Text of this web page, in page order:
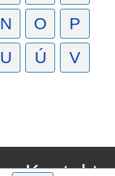
N O
P
U Ú
V